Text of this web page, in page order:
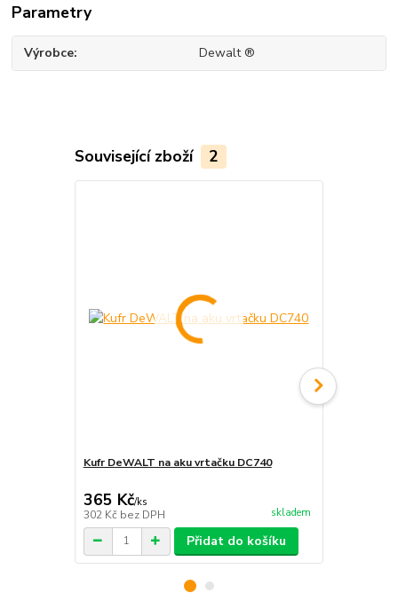
Parametry
Výrobce Dewalt ®
Související zboží 2
Kufr DeWALT na aku vrtačku DC740
365 Kč/ks
302 Kč bez DPH skladem
Přidat do košíku